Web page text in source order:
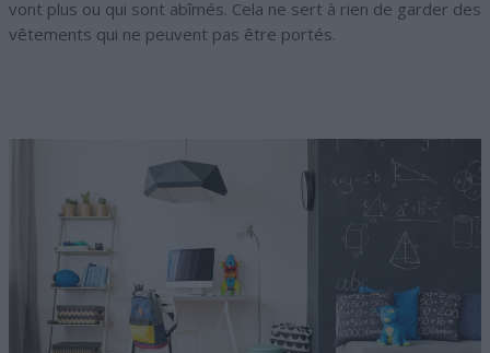
vont plus ou qui sont abîmés. Cela ne sert à rien de garder des
vêtements qui ne peuvent pas être portés.